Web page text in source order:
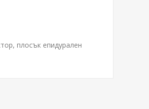
плосък епидурален